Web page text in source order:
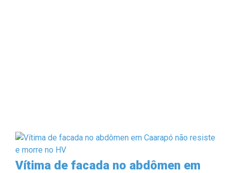
Vítima de facada no abdômen em